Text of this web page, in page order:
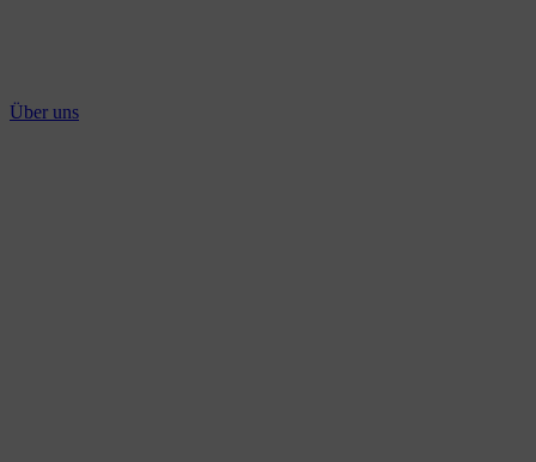
Über uns